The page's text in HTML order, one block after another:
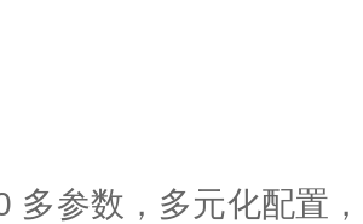
多参数，多元化配置